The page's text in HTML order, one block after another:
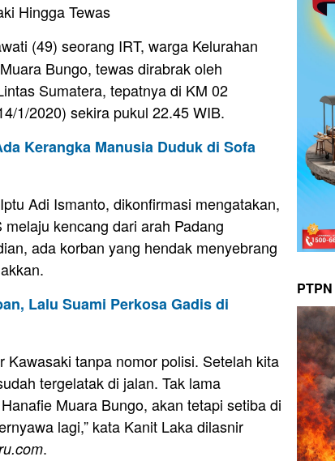
Hingga Tewas
(49) seorang IRT, warga Kelurahan
Bungo, tewas dirabrak oleh
Sumatera, tepatnya di KM 02
1/2020) sekira pukul 22.45 WIB.
Kerangka Manusia Duduk di Sofa
Adi Ismanto, dikonfirmasi mengatakan,
kencang dari arah Padang
ada korban yang hendak menyebrang
Lalu Suami Perkosa Gadis di
Kawasaki tanpa nomor polisi. Setelah kita
tergelatak di jalan. Tak lama
Muara Bungo, akan tetapi setiba di
lagi,” kata Kanit Laka dilasnir
.